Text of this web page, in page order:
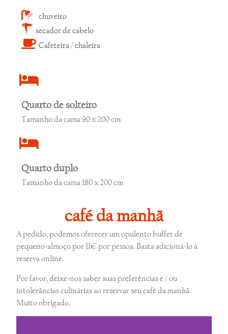
chuveiro
secador de cabelo
Cafeteira / chaleira
Quarto de solteiro
Tamanho da cama 90 x 200 cm
Quarto duplo
Tamanho da cama 180 x 200 cm
café da manhã
A pedido, podemos oferecer um opulento buffet de
pequeno-almoço por 11€ por pessoa. Basta adicioná-lo à
reserva online.
Por favor, deixe-nos saber suas preferências e / ou
intolerâncias culinárias ao reservar seu café da manhã.
Muito obrigado.